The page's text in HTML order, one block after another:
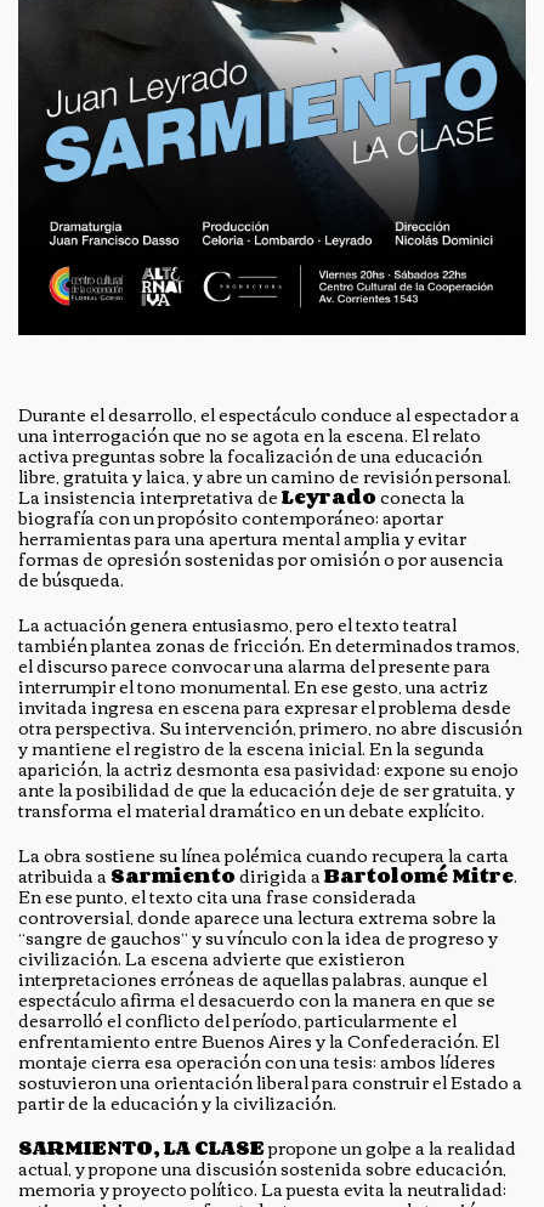
Durante el desarrollo, el espectáculo conduce al espectador a
una interrogación que no se agota en la escena. El relato
activa preguntas sobre la focalización de una educación
libre, gratuita y laica, y abre un camino de revisión personal.
La insistencia interpretativa deLeyradoconecta la
biografía con un propósito contemporáneo: aportar
herramientas para una apertura mental amplia y evitar
formas de opresión sostenidas por omisión o por ausencia
de búsqueda.
La actuación genera entusiasmo, pero el texto teatral
también plantea zonas de fricción. En determinados tramos,
el discurso parece convocar una alarma del presente para
interrumpir el tono monumental. En ese gesto, una actriz
invitada ingresa en escena para expresar el problema desde
otra perspectiva. Su intervención, primero, no abre discusión
y mantiene el registro de la escena inicial. En la segunda
aparición, la actriz desmonta esa pasividad: expone su enojo
ante la posibilidad de que la educación deje de ser gratuita, y
transforma el material dramático en un debate explícito.
La obra sostiene su línea polémica cuando recupera la carta
atribuida aSarmientodirigida aBartolomé Mitre.
En ese punto, el texto cita una frase considerada
controversial, donde aparece una lectura extrema sobre la
“sangre de gauchos” y su vínculo con la idea de progreso y
civilización. La escena advierte que existieron
interpretaciones erróneas de aquellas palabras, aunque el
espectáculo afirma el desacuerdo con la manera en que se
desarrolló el conflicto del período, particularmente el
enfrentamiento entre Buenos Aires y la Confederación. El
montaje cierra esa operación con una tesis: ambos líderes
sostuvieron una orientación liberal para construir el Estado a
partir de la educación y la civilización.
SARMIENTO, LA CLASEpropone un golpe a la realidad
actual, y propone una discusión sostenida sobre educación,
memoria y proyecto político. La puesta evita la neutralidad: